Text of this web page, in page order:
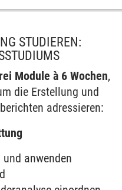
STUDIEREN:
Module à 6 Wochen,
die Erstellung und
adressieren:
und anwenden